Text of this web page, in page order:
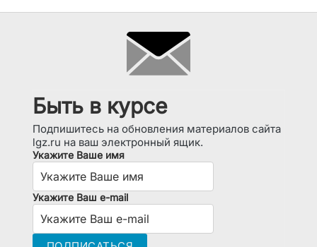
Быть в курсе
Подпишитесь на обновления материалов сайта
lgz.ru на ваш электронный ящик.
Укажите Ваше имя
Укажите Ваш e-mail